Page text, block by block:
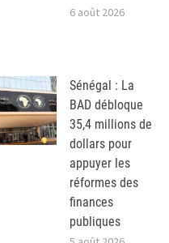
6 août 2026
Sénégal : La
BAD débloque
35,4 millions de
dollars pour
appuyer les
réformes des
finances
publiques